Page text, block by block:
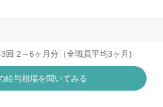
回 2～6ヶ月分（全職員平均3ヶ月)
給与相場を聞いてみる